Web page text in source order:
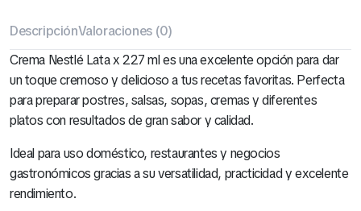
DescripciónValoraciones (0)
Crema Nestlé Lata x 227 ml es una excelente opción para dar
un toque cremoso y delicioso a tus recetas favoritas. Perfecta
para preparar postres, salsas, sopas, cremas y diferentes
platos con resultados de gran sabor y calidad.
Ideal para uso doméstico, restaurantes y negocios
gastronómicos gracias a su versatilidad, practicidad y excelente
rendimiento.